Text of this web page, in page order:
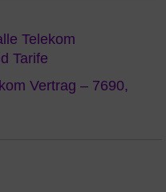
Telekom
Tarife
Vertrag – 7690,